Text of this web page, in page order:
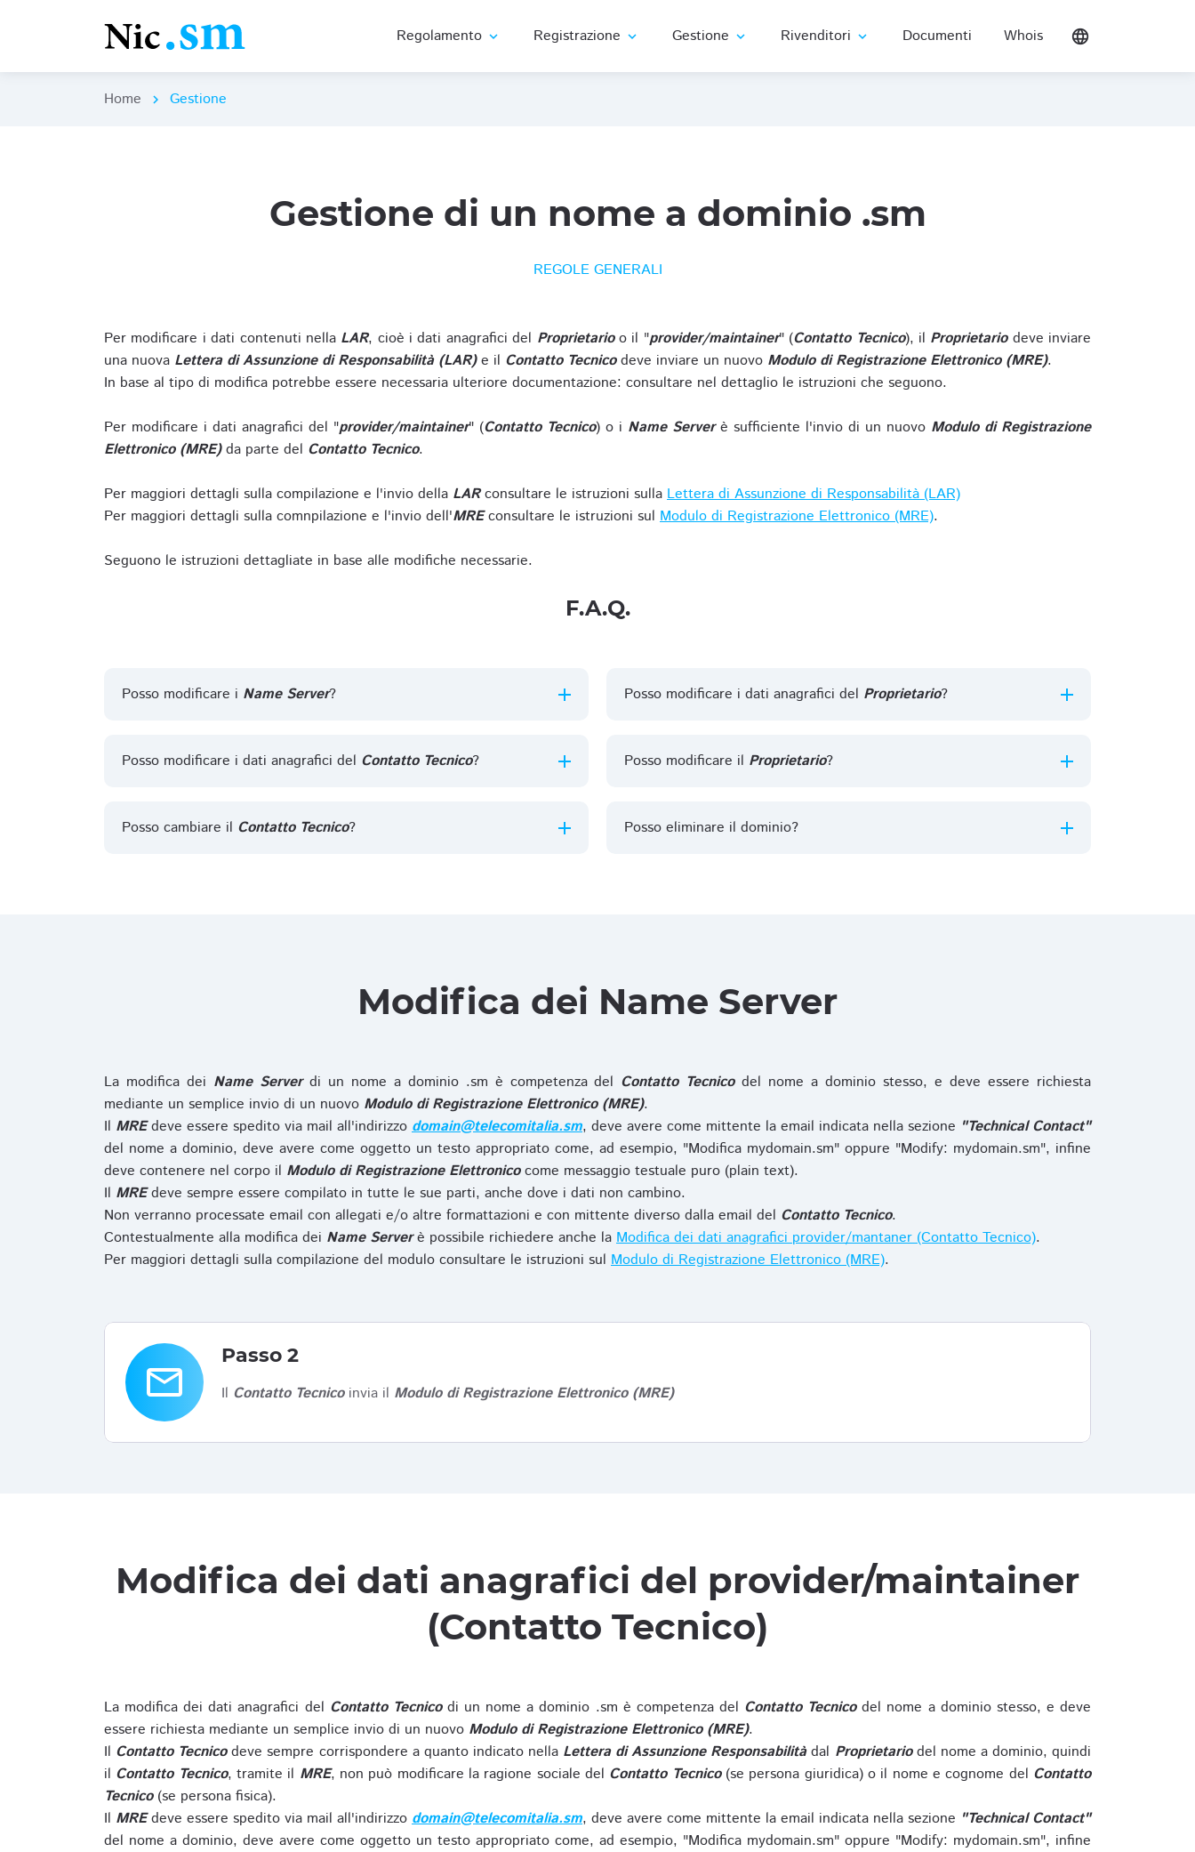
Regolamento expand_more Registrazione expand_more Gestione expand_more Rivenditori expand_more Documenti Whois language
Home chevron_right Gestione
Gestione di un nome a dominio .sm
REGOLE GENERALI
Per modificare i dati contenuti nella LAR, cioè i dati anagrafici del Proprietarioo il "provider/maintainer" (Contatto Tecnico), il Proprietariodeve inviare
una nuova Lettera di Assunzione di Responsabilità (LAR)e il Contatto Tecnicodeve inviare un nuovo Modulo di Registrazione Elettronico (MRE).
In base al tipo di modifica potrebbe essere necessaria ulteriore documentazione: consultare nel dettaglio le istruzioni che seguono.
Per modificare i dati anagrafici del "provider/maintainer" (Contatto Tecnico) o i Name Serverè sufficiente l'invio di un nuovo Modulo di Registrazione
Elettronico (MRE)da parte del Contatto Tecnico.
Per maggiori dettagli sulla compilazione e l'invio della LARconsultare le istruzioni sulla Lettera di Assunzione di Responsabilità (LAR)
Per maggiori dettagli sulla comnpilazione e l'invio dell'MREconsultare le istruzioni sul Modulo di Registrazione Elettronico (MRE).
Seguono le istruzioni dettagliate in base alle modifiche necessarie.
F.A.Q.
Posso modificare i Name Server?
Posso modificare i dati anagrafici del Contatto Tecnico?
Posso cambiare il Contatto Tecnico?
Posso modificare i dati anagrafici del Proprietario?
Posso modificare il Proprietario?
Posso eliminare il dominio?
Modifica dei Name Server
La modifica dei Name Serverdi un nome a dominio .sm è competenza del Contatto Tecnicodel nome a dominio stesso, e deve essere richiesta
mediante un semplice invio di un nuovo Modulo di Registrazione Elettronico (MRE).
Il MREdeve essere spedito via mail all'indirizzo domain@telecomitalia.sm, deve avere come mittente la email indicata nella sezione "Technical Contact"
del nome a dominio, deve avere come oggetto un testo appropriato come, ad esempio, "Modifica mydomain.sm" oppure "Modify: mydomain.sm", infine
deve contenere nel corpo il Modulo di Registrazione Elettronicocome messaggio testuale puro (plain text).
Il MREdeve sempre essere compilato in tutte le sue parti, anche dove i dati non cambino.
Non verranno processate email con allegati e/o altre formattazioni e con mittente diverso dalla email del Contatto Tecnico.
Contestualmente alla modifica dei Name Serverè possibile richiedere anche la Modifica dei dati anagrafici provider/mantaner (Contatto Tecnico).
Per maggiori dettagli sulla compilazione del modulo consultare le istruzioni sul Modulo di Registrazione Elettronico (MRE).
email
Passo 2
Il Contatto Tecnicoinvia il Modulo di Registrazione Elettronico (MRE)
Modifica dei dati anagrafici del provider/maintainer
(Contatto Tecnico)
La modifica dei dati anagrafici del Contatto Tecnicodi un nome a dominio .sm è competenza del Contatto Tecnicodel nome a dominio stesso, e deve
essere richiesta mediante un semplice invio di un nuovo Modulo di Registrazione Elettronico (MRE).
Il Contatto Tecnicodeve sempre corrispondere a quanto indicato nella Lettera di Assunzione Responsabilitàdal Proprietariodel nome a dominio, quindi
il Contatto Tecnico, tramite il MRE, non può modificare la ragione sociale del Contatto Tecnico(se persona giuridica) o il nome e cognome del Contatto
Tecnico(se persona fisica).
Il MREdeve essere spedito via mail all'indirizzo domain@telecomitalia.sm, deve avere come mittente la email indicata nella sezione "Technical Contact"
del nome a dominio, deve avere come oggetto un testo appropriato come, ad esempio, "Modifica mydomain.sm" oppure "Modify: mydomain.sm", infine